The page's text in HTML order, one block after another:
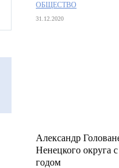
ОБЩЕСТВО
31.12.2020
Александр
Ненецкого
годом